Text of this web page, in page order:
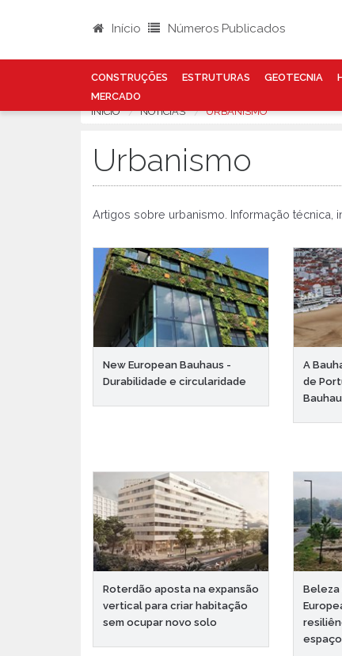
Início Números Publicados
CONSTRUÇÕES ESTRUTURAS GEOTECNIA
MERCADO
INÍCIO NOTÍCIAS URBANISMO
Urbanismo
Artigos sobre urbanismo. Informação
New European Bauhaus -
Durabilidade e circularidade
A
de
Roterdão aposta na expansão
vertical para criar habitação
sem ocupar novo solo
Beleza